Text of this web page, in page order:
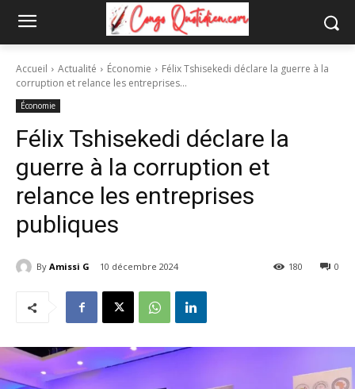
Accueil Actualité Économie
Félix Tshisekedi déclare la guerre à la
corruption et relance les entreprises...
Économie
Félix Tshisekedi déclare la
guerre à la corruption et
relance les entreprises
publiques
By Amissi G 10 décembre 2024 0
180